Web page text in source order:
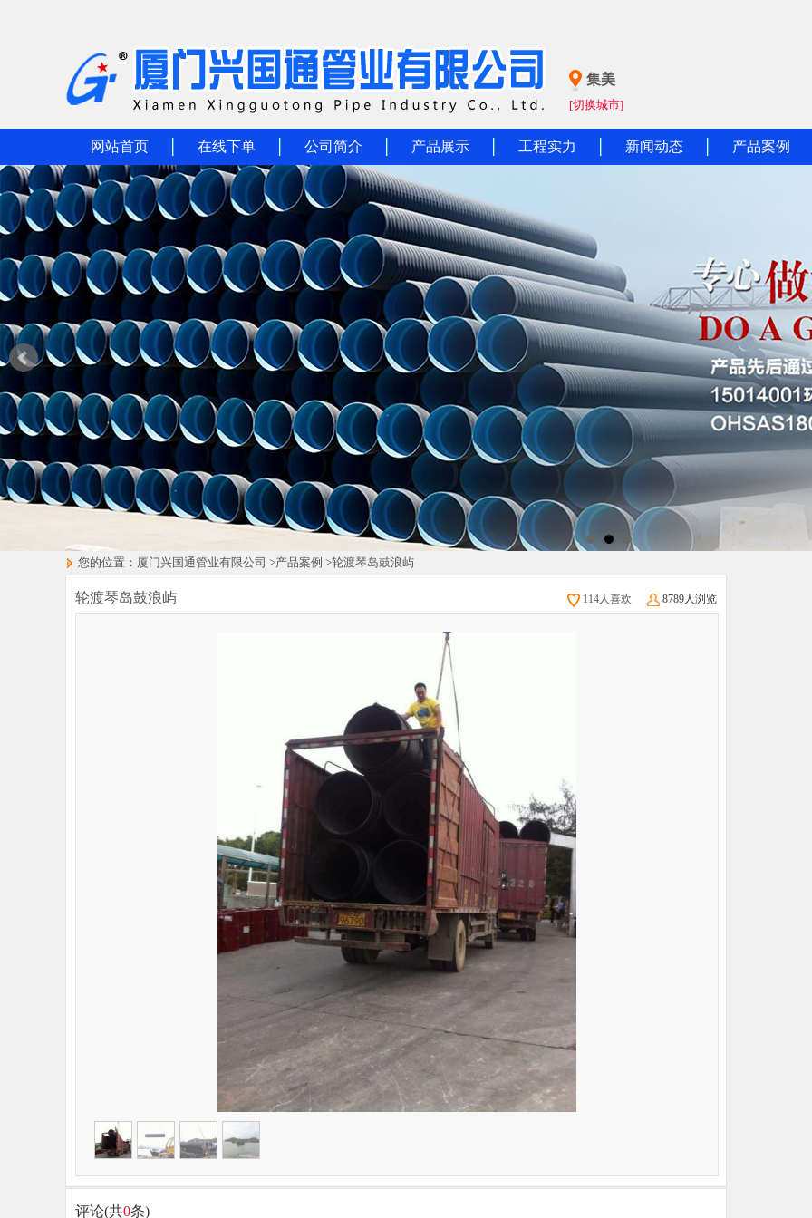
集美
[切换城市]
网站首页 在线下单 公司简介 产品展示 工程实力 新闻动态 产品案例
您的位置： 厦门兴国通管业有限公司 >产品案例 >轮渡琴岛鼓浪屿
轮渡琴岛鼓浪屿 114人喜欢 8789人浏览
评论(共0条)